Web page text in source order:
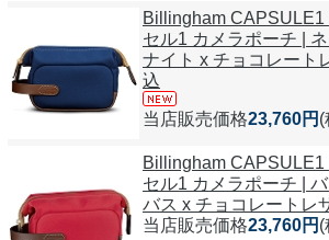
Billingham CAPSULE1
セル1 カメラポーチ |
ナイト x チョコレート
込
当店販売価格23,760円 (
Billingham CAPSULE1
セル1 カメラポーチ |
バス x チョコレートレ
当店販売価格23,760円 (